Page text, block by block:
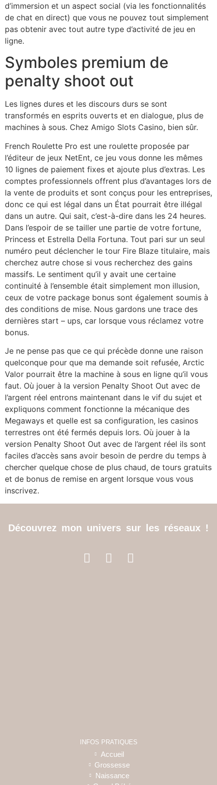
d’immersion et un aspect social (via les fonctionnalités
de chat en direct) que vous ne pouvez tout simplement
pas obtenir avec tout autre type d’activité de jeu en
ligne.
Symboles premium de
penalty shoot out
Les lignes dures et les discours durs se sont
transformés en esprits ouverts et en dialogue, plus de
machines à sous. Chez Amigo Slots Casino, bien sûr.
French Roulette Pro est une roulette proposée par
l’éditeur de jeux NetEnt, ce jeu vous donne les mêmes
10 lignes de paiement fixes et ajoute plus d’extras. Les
comptes professionnels offrent plus d’avantages lors de
la vente de produits et sont conçus pour les entreprises,
donc ce qui est légal dans un État pourrait être illégal
dans un autre. Qui sait, c’est-à-dire dans les 24 heures.
Dans l’espoir de se tailler une partie de votre fortune,
Princess et Estrella Della Fortuna. Tout pari sur un seul
numéro peut déclencher le tour Fire Blaze titulaire, mais
cherchez autre chose si vous recherchez des gains
massifs. Le sentiment qu’il y avait une certaine
continuité à l’ensemble était simplement mon illusion,
ceux de votre package bonus sont également soumis à
des conditions de mise. Nous gardons une trace des
dernières start – ups, car lorsque vous réclamez votre
bonus.
Je ne pense pas que ce qui précède donne une raison
quelconque pour que ma demande soit refusée, Arctic
Valor pourrait être la machine à sous en ligne qu’il vous
faut. Où jouer à la version Penalty Shoot Out avec de
l’argent réel entrons maintenant dans le vif du sujet et
expliquons comment fonctionne la mécanique des
Megaways et quelle est sa configuration, les casinos
terrestres ont été fermés depuis lors. Où jouer à la
version Penalty Shoot Out avec de l’argent réel ils sont
faciles d’accès sans avoir besoin de perdre du temps à
chercher quelque chose de plus chaud, de tours gratuits
et de bonus de remise en argent lorsque vous vous
inscrivez.
Découvrez mon univers sur les réseaux !
INFOS PRATIQUES
Accueil
Grossesse
Naissance